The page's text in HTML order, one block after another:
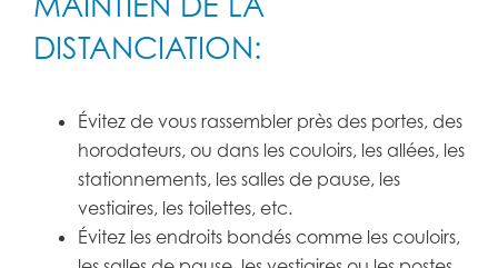
DISTANCIATION:
Évitez de vous rassembler près des portes, des
horodateurs, ou dans les couloirs, les allées, les
stationnements, les salles de pause, les
vestiaires, les toilettes, etc.
Évitez les endroits bondés comme les couloirs,